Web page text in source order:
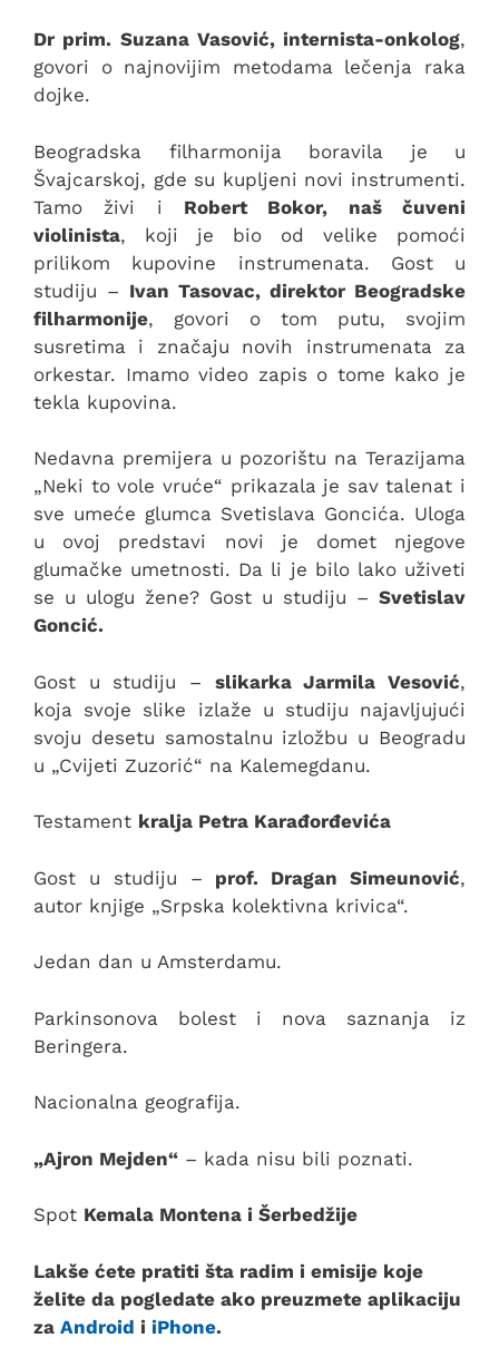
Dr prim. Suzana Vasović, internista-onkolog,
govori o najnovijim metodama lečenja raka
dojke.
Beogradska filharmonija boravila je u
Švajcarskoj, gde su kupljeni novi instrumenti.
Tamo živi i Robert Bokor, naš čuveni
violinista, koji je bio od velike pomoći
prilikom kupovine instrumenata. Gost u
studiju – Ivan Tasovac, direktor Beogradske
filharmonije, govori o tom putu, svojim
susretima i značaju novih instrumenata za
orkestar. Imamo video zapis o tome kako je
tekla kupovina.
Nedavna premijera u pozorištu na Terazijama
„Neki to vole vruće“ prikazala je sav talenat i
sve umeće glumca Svetislava Goncića. Uloga
u ovoj predstavi novi je domet njegove
glumačke umetnosti. Da li je bilo lako uživeti
se u ulogu žene? Gost u studiju – Svetislav
Goncić.
Gost u studiju – slikarka Jarmila Vesović,
koja svoje slike izlaže u studiju najavljujući
svoju desetu samostalnu izložbu u Beogradu
u „Cvijeti Zuzorić“ na Kalemegdanu.
Testament kralja Petra Karađorđevića
Gost u studiju – prof. Dragan Simeunović,
autor knjige „Srpska kolektivna krivica“.
Jedan dan u Amsterdamu.
Parkinsonova bolest i nova saznanja iz
Beringera.
Nacionalna geografija.
„Ajron Mejden“ – kada nisu bili poznati.
Spot Kemala Montena i Šerbedžije
Lakše ćete pratiti šta radim i emisije koje
želite da pogledate ako preuzmete aplikaciju
za Android i iPhone.